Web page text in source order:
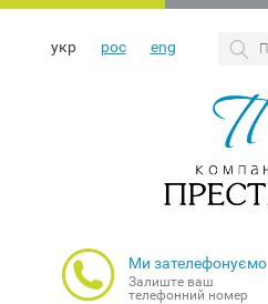
укр рос eng
Ми зателефонуємо
Залиште ваш
телефонний номер